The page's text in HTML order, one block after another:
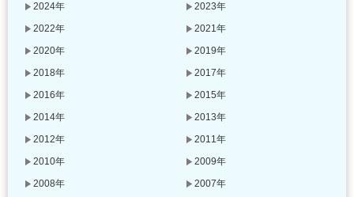
2024年
2023年
2022年
2021年
2020年
2019年
2018年
2017年
2016年
2015年
2014年
2013年
2012年
2011年
2010年
2009年
2008年
2007年